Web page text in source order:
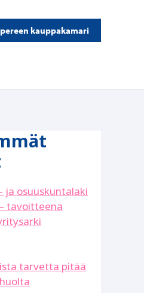
kauppakamari
ja osuuskuntalaki
tavoitteena
tarvetta pitää